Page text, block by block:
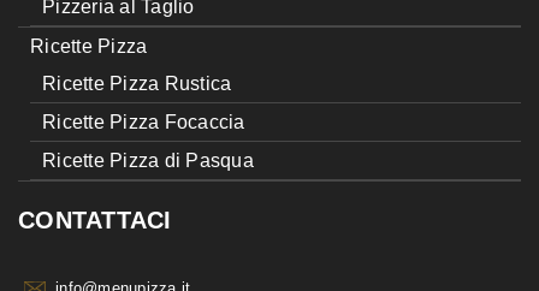
Pizzeria al Taglio
Ricette Pizza
Ricette Pizza Rustica
Ricette Pizza Focaccia
Ricette Pizza di Pasqua
CONTATTACI